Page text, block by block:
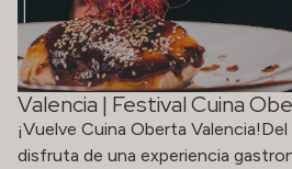
Valencia | Festival Cuina
¡Vuelve Cuina Oberta
disfruta de una experiencia